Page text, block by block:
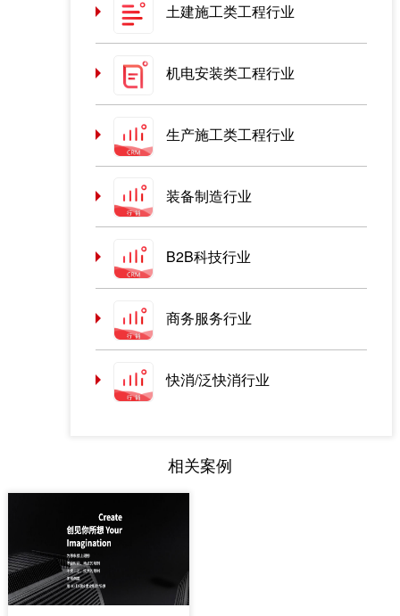
土建施工类工程行业
机电安装类工程行业
生产施工类工程行业
装备制造行业
B2B科技行业
商务服务行业
快消/泛快消行业
相关案例